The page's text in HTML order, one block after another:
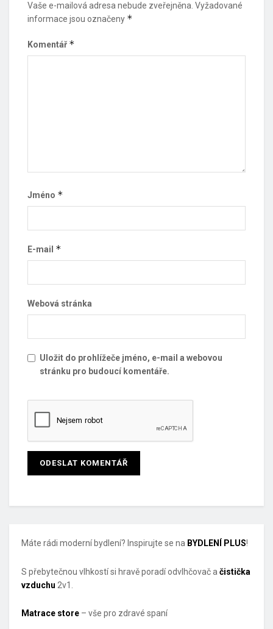
Vaše e-mailová adresa nebude zveřejněna. Vyžadované
informace jsou označeny *
Komentář *
Jméno *
E-mail *
Webová stránka
Uložit do prohlížeče jméno, e-mail a webovou
stránku pro budoucí komentáře.
Máte rádi moderní bydlení? Inspirujte se na BYDLENÍ PLUS!
S přebytečnou vlhkostí si hravě poradí odvlhčovač a čistička
vzduchu 2v1.
Matrace store – vše pro zdravé spaní